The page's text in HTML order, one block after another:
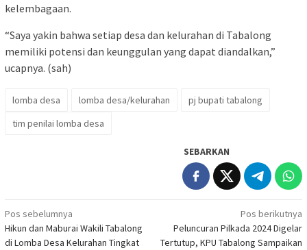
kelembagaan.
“Saya yakin bahwa setiap desa dan kelurahan di Tabalong
memiliki potensi dan keunggulan yang dapat diandalkan,”
ucapnya. (sah)
lomba desa lomba desa/kelurahan
pj bupati tabalong
tim penilai lomba desa
SEBARKAN
Navigasi
pos
Pos sebelumnya
Hikun dan Maburai Wakili Tabalong
di Lomba Desa Kelurahan Tingkat
Pos berikutnya
Peluncuran Pilkada 2024 Digelar
Tertutup, KPU Tabalong Sampaikan